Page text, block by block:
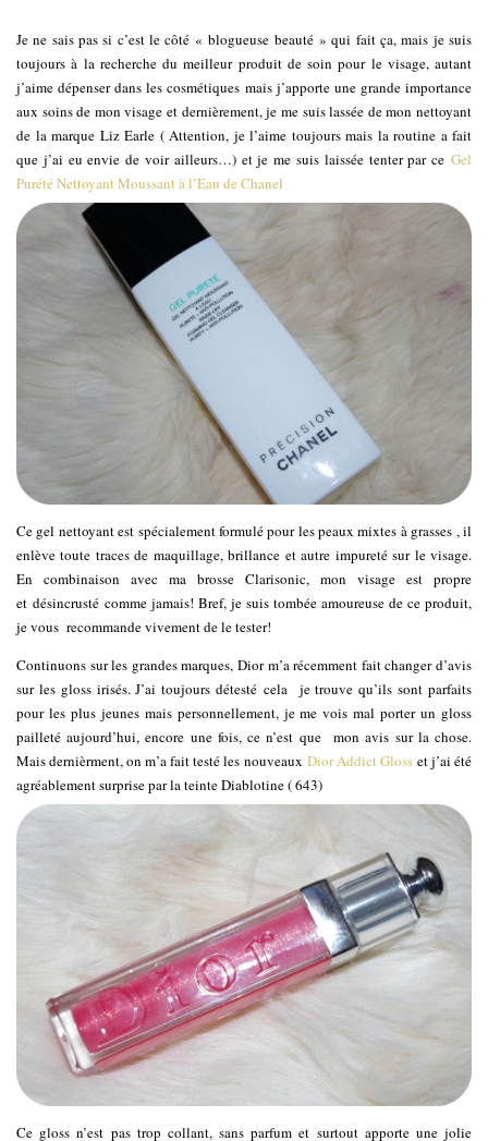
Je ne sais pas si c’est le côté « blogueuse beauté » qui fait ça, mais je suis
toujours à la recherche du meilleur produit de soin pour le visage, autant
j’aime dépenser dans les cosmétiques mais j’apporte une grande importance
aux soins de mon visage et dernièrement, je me suis lassée de mon nettoyant
de la marque Liz Earle ( Attention, je l’aime toujours mais la routine a fait
que j’ai eu envie de voir ailleurs…) et je me suis laissée tenter par ce Gel
Purété Nettoyant Moussant à l’Eau de Chanel
Ce gel nettoyant est spécialement formulé pour les peaux mixtes à grasses , il
enlève toute traces de maquillage, brillance et autre impureté sur le visage.
En combinaison avec ma brosse Clarisonic, mon visage est propre
et désincrusté comme jamais! Bref, je suis tombée amoureuse de ce produit,
je vous recommande vivement de le tester!
Continuons sur les grandes marques, Dior m’a récemment fait changer d’avis
sur les gloss irisés. J’ai toujours détesté cela je trouve qu’ils sont parfaits
pour les plus jeunes mais personnellement, je me vois mal porter un gloss
pailleté aujourd’hui, encore une fois, ce n’est que mon avis sur la chose.
Mais dernièrment, on m’a fait testé les nouveaux Dior Addict Glosset j’ai été
agréablement surprise par la teinte Diablotine ( 643)
Ce gloss n’est pas trop collant, sans parfum et surtout apporte une jolie